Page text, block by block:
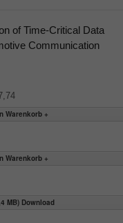
of Time-Critical Data
Communication
MB) Download